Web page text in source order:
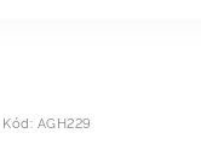
Kód: AGH229